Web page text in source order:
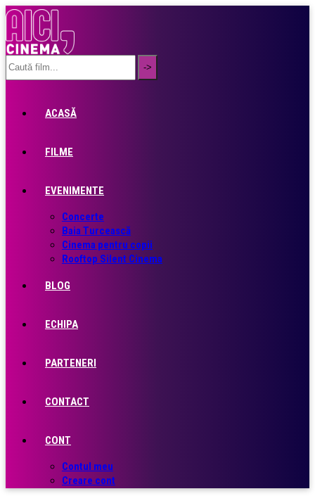
ACASĂ
FILME
EVENIMENTE
Concerte
Baia Turcească
Cinema pentru copii
Rooftop Silent Cinema
BLOG
ECHIPA
PARTENERI
CONTACT
CONT
Contul meu
Creare cont